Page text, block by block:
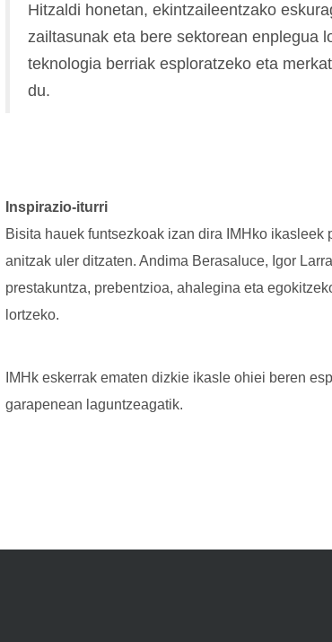
Hitzaldi honetan, ekintzaileentzako
zailtasunak eta bere sektorean enplegua
teknologia berriak esploratzeko eta
du.
Inspirazio-iturri
Bisita hauek funtsezkoak izan dira IMHko ikasleek
anitzak uler ditzaten. Andima Berasaluce, Igor
prestakuntza, prebentzioa, ahalegina eta
lortzeko.
IMHk eskerrak ematen dizkie ikasle ohiei beren
garapenean laguntzeagatik.